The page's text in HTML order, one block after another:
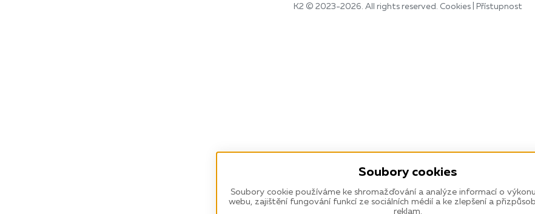
K2 © 2023-2026. All rights reserved. Cookies| Přístupnost
Soubory cookies
Soubory cookie používáme ke shromažďování a analýze informací o
webu, zajištění fungování funkcí ze sociálních médií a ke zlepšení a
reklam.